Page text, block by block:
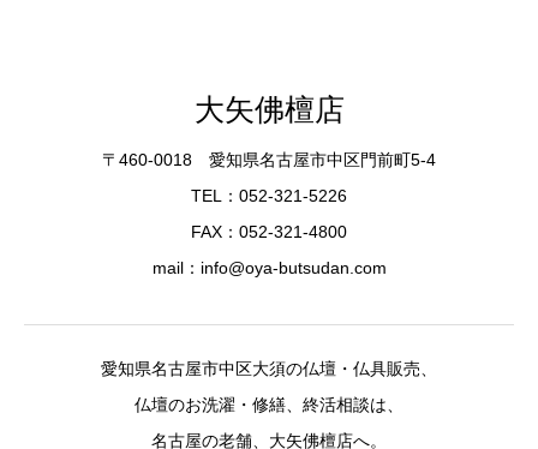
大矢佛檀店
〒460-0018 愛知県名古屋市中区門前町5-4
TEL：052-321-5226
FAX：052-321-4800
mail：info@oya-butsudan.com
愛知県名古屋市中区大須の仏壇・仏具販売、
仏壇のお洗濯・修繕、終活相談は、
名古屋の老舗、大矢佛檀店へ。